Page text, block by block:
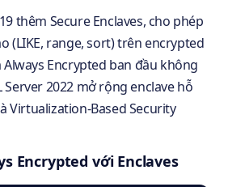
thêm Secure Enclaves, cho phép
(LIKE, range, sort) trên encrypted
Encrypted ban đầu không
Server 2022 mở rộng enclave hỗ
Virtualization-Based Security
Encrypted với Enclaves